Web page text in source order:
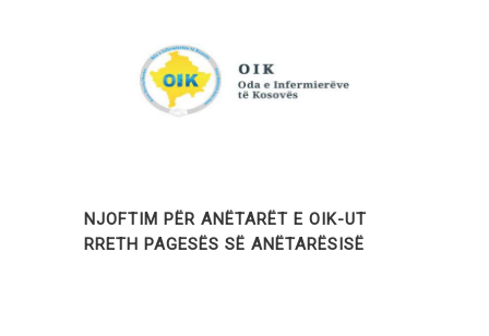
NJOFTIM PËR ANËTARËT E OIK-UT
RRETH PAGESËS SË ANËTARËSISË